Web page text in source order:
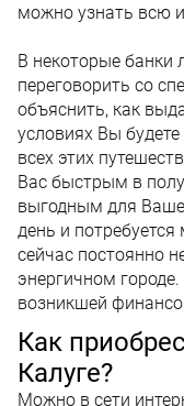
можно узнать всю
В некоторые банки
переговорить со
объяснить, как
условиях Вы
всех этих
Вас быстрым в
выгодным для
день и
сейчас постоянно
энергичном
возникшей
Как
Калуге?
Можно в сети